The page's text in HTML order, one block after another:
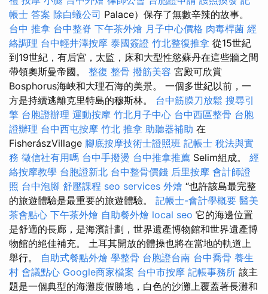
帳士 答案 除白蟻公司 Palace）保存了無數辛辣的故事。
台中 推拿 台中整脊 下午茶外燴 月子中心價格 肉毒桿菌 經
絡調理 台中輕井澤按摩 泰國簽證 竹北整復推拿 從15世紀
到19世紀，有后宮，太監，床和大型性慾蘇丹在這些牆之間
帶領奧斯曼帝國。 整復 整骨 撥筋美容 宮殿可欣賞
Bosphorus海峽和大理石海的美景。 一個多世紀以前，一
方是持續逃離克里特島的穆斯林。 台中筋膜刀放鬆 搜尋引
擎 台胞證辦理 運動按摩 竹北月子中心 台中西區整骨 台胞
證辦理 台中西屯按摩 竹北 推拿 助聽器補助 在
FisherászVillage 腳底按摩技術士證照班 記帳士 稅法與實
務 徵信社有用嗎 台中手撥燙 台中推拿推薦 Selim組成。 經
絡按摩教學 台胞證新北 台中整骨價錢 后里按摩 會計師證
照 台中泡腳 舒壓課程 seo services 外燴 “也許該島最完整
的旅遊體驗是最重要的旅遊體驗。 記帳士-會計學概要 醫美
茶會點心 下午茶外燴 自助餐外燴 local seo 它的海邊位置
是舒適的長廊，是海濱計劃，世界遺產博物館和世界遺產博
物館的絕佳補充。 土耳其開放的體操也將在當地的軌道上
舉行。 自助式餐點外燴 學整骨 台胞證台南 台中喬骨 養生
村 會議點心 Google商家檔案 台中市按摩 記帳事務所 該主
題是一個典型的海灘度假勝地，白色的沙灘上覆蓋著長灘和